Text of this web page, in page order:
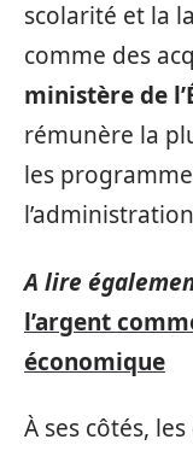
scolarité et la
comme des
ministère de
rémunère la
les
A lire
l’argent
économique
À ses côtés, les